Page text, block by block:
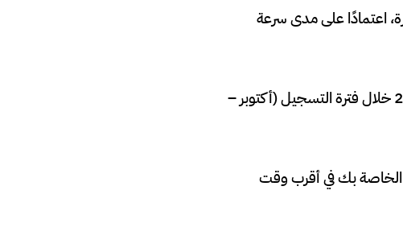
التأشيرة، اعتمادًا على مدى سرعة
على سبيل المثال، إذا تقدمت بطلب للحصول على يانصيب البطاقة الخضراء 2026 خلال فترة التسجيل (أكتوبر –
الخاصة بك في أقرب وقت